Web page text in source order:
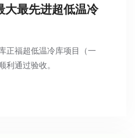
大最先进超低温冷
正福超低温冷库项目（一
利通过验收。